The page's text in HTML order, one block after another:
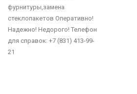
фурнитуры,замена
стеклопакетов Оперативно!
Надежно! Недорого! Телефон
для справок: +7 (831) 413-99-
21